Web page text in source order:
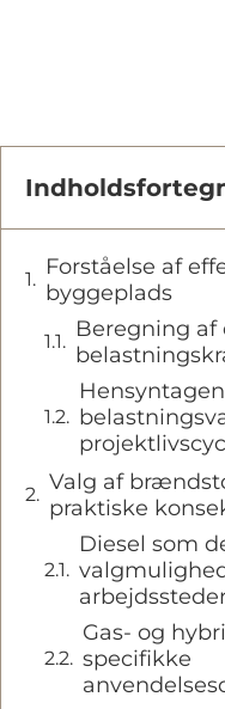
Forståelse af
byggeplads
Beregning af
Valg af
praktiske
Diesel som
Gas- og
specifikke